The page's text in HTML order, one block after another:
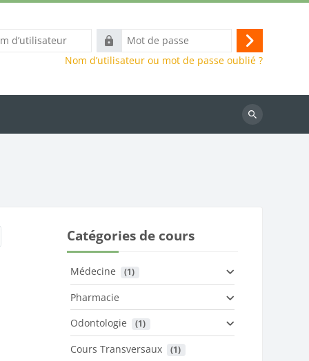
Mot
de
Connexion
Nom d’utilisateur ou mot de passe oublié ?
Rechercher
Catégories de cours
Médecine (1)
Pharmacie
Odontologie
(1)
Cours Transversaux (1)